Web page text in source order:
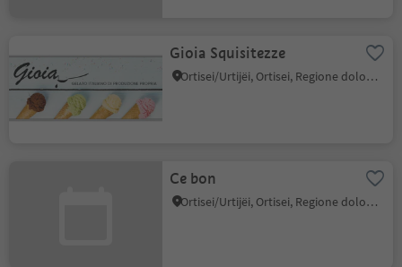
Gioia Squisitezze
Ortisei/Urtijëi, Ortisei, Regione dolomitica Val Gardena
Ce bon
Ortisei/Urtijëi, Ortisei, Regione dolomitica Val Gardena